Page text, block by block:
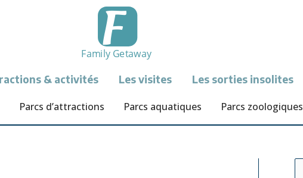
& activités Les visites Les sorties insolites
Parcs d’attractions Parcs aquatiques Parcs zoologiques